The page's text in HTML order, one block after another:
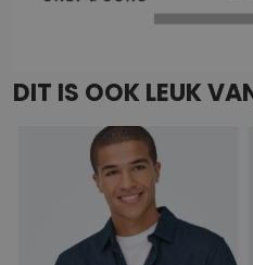
DIT IS OOK LEUK